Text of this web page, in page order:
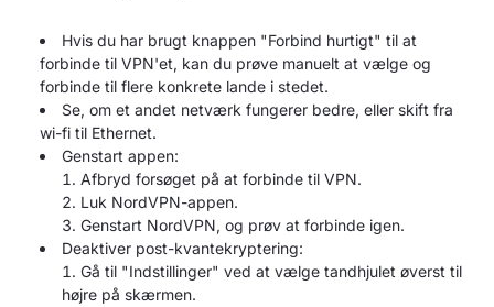
Hvis du har brugt knappen "Forbind hurtigt" til at
forbinde til VPN'et, kan du prøve manuelt at vælge og
forbinde til flere konkrete lande i stedet.
Se, om et andet netværk fungerer bedre, eller skift fra
wi-fi til Ethernet.
Genstart appen:
Afbryd forsøget på at forbinde til VPN.
Luk NordVPN-appen.
Genstart NordVPN, og prøv at forbinde igen.
Deaktiver post-kvantekryptering:
Gå til "Indstillinger" ved at vælge tandhjulet øverst til
højre på skærmen.